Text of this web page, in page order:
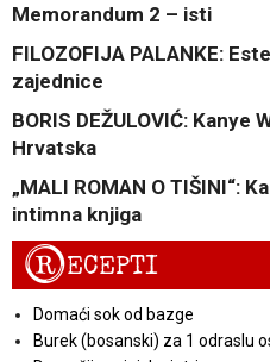
Memorandum 2 – isti
FILOZOFIJA PALANKE:
zajednice
BORIS DEŽULOVIĆ: Kanye
Hrvatska
„MALI ROMAN O TIŠINI“:
intimna knjiga
RECEPTI
Domaći sok od bazge
Burek (bosanski) za 1 odraslu